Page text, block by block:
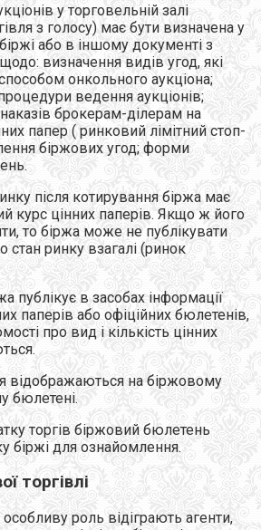
у торговельній залі
з голосу) має бути визначена у
або в іншому документі з
визначення видів угод, які
онкольного аукціона;
ведення аукціонів;
брокерам-ділерам на
папер ( ринковий лімітний стоп-
біржових угод; форми
після котирування біржа має
курс цінних паперів. Якщо ж його
то біржа може не публікувати
стан ринку взагалі (ринок
публікує в засобах інформації
паперів або офіційних бюлетенів,
про вид і кількість цінних
відображаються на біржовому
бюлетені.
торгів біржовий бюлетень
біржі для ознайомлення.
торгівлі
роль відіграють агенти,